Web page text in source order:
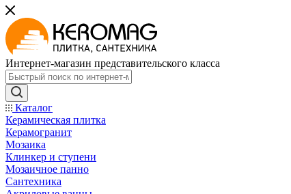
Интернет-магазин представительского класса
Каталог
Керамическая плитка
Керамогранит
Мозаика
Клинкер и ступени
Мозаичное панно
Сантехника